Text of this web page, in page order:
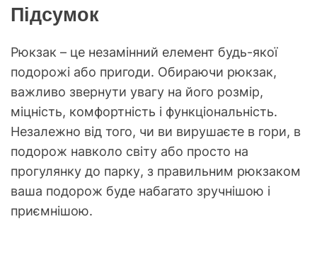
Підсумок
Рюкзак – це незамінний елемент будь-якої
подорожі або пригоди. Обираючи рюкзак,
важливо звернути увагу на його розмір,
міцність, комфортність і функціональність.
Незалежно від того, чи ви вирушаєте в гори, в
подорож навколо світу або просто на
прогулянку до парку, з правильним рюкзаком
ваша подорож буде набагато зручнішою і
приємнішою.